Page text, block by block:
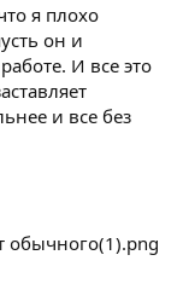
я плохо
он и
И все это
и все без